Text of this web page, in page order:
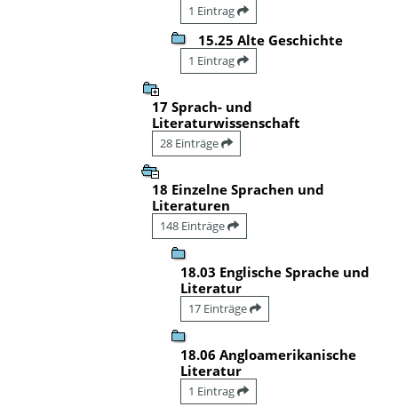
1 Eintrag
15.25 Alte Geschichte
1 Eintrag
17 Sprach- und
Literaturwissenschaft
28 Einträge
18 Einzelne Sprachen und
Literaturen
148 Einträge
18.03 Englische Sprache und
Literatur
17 Einträge
18.06 Angloamerikanische
Literatur
1 Eintrag